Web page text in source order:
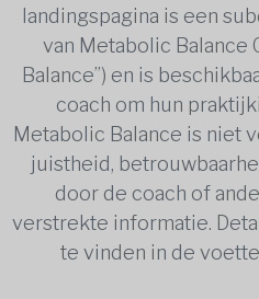
landingspagina is een
van Metabolic Balance
Balance”) en is
coach om hun
Metabolic Balance is niet
juistheid,
door de coach of
verstrekte informatie.
te vinden in de